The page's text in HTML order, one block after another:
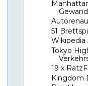
Gewand
51
Tokyo
19 x
Kingdom